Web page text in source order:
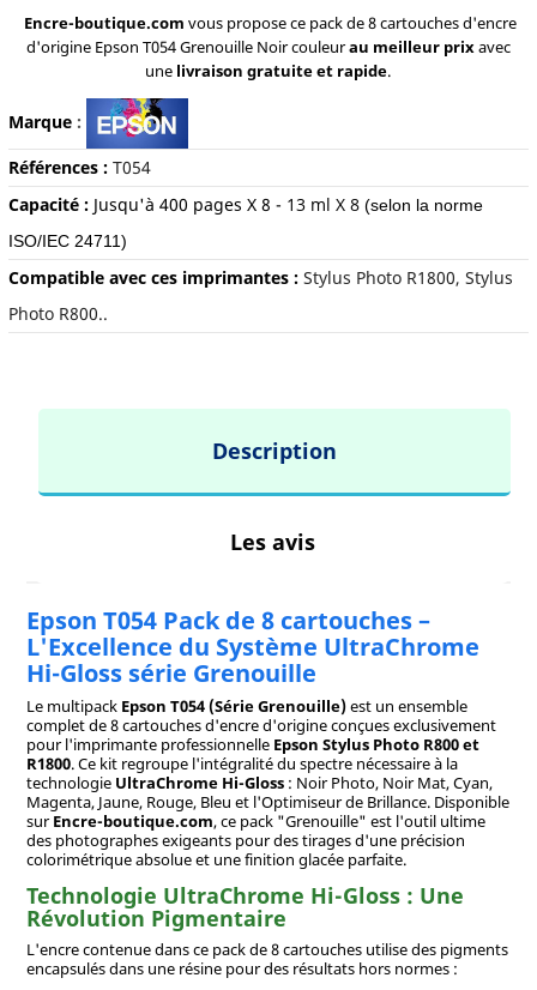
Encre-boutique.com vous propose ce pack de 8 cartouches d'encre
d'origine Epson T054 Grenouille Noir couleurau meilleur prixavec
une livraison gratuite et rapide.
Marque:
Références : T054
Capacité : Jusqu'à 400 pages X 8 - 13 ml X 8 (selon la norme
ISO/IEC 24711)
Compatible avec ces imprimantes : Stylus Photo R1800, Stylus
Photo R800..
Description
Les avis
Epson T054 Pack de 8 cartouches –
L'Excellence du Système UltraChrome
Hi-Gloss série Grenouille
Le multipack Epson T054 (Série Grenouille)est un ensemble
complet de 8 cartouches d'encre d'origine conçues exclusivement
pour l'imprimante professionnelle Epson Stylus Photo R800 et
R1800. Ce kit regroupe l'intégralité du spectre nécessaire à la
technologie UltraChrome Hi-Gloss: Noir Photo, Noir Mat, Cyan,
Magenta, Jaune, Rouge, Bleu et l'Optimiseur de Brillance. Disponible
surEncre-boutique.com, ce pack "Grenouille" est l'outil ultime
des photographes exigeants pour des tirages d'une précision
colorimétrique absolue et une finition glacée parfaite.
Technologie UltraChrome Hi-Gloss : Une
Révolution Pigmentaire
L'encre contenue dans ce pack de 8 cartouches utilise des pigments
encapsulés dans une résine pour des résultats hors normes :